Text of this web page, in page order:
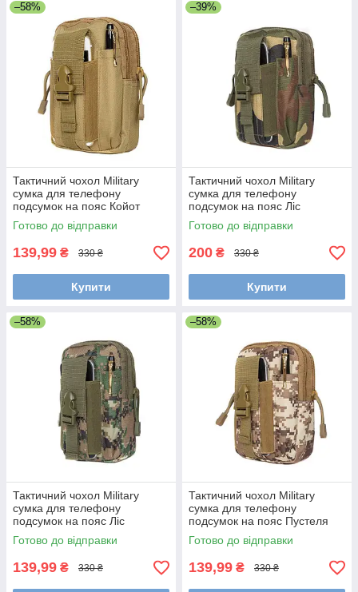
–58%
Тактичний чохол Military
сумка для телефону
подсумок на пояс Койот
Готово до відправки
139,99 ₴ 330 ₴
Купити
–39%
Тактичний чохол Military
сумка для телефону
подсумок на пояс Ліс
Готово до відправки
200 ₴ 330 ₴
Купити
–58%
Тактичний чохол Military
сумка для телефону
подсумок на пояс Ліс
цифровий
Готово до відправки
139,99 ₴ 330 ₴
–58%
Тактичний чохол Military
сумка для телефону
подсумок на пояс Пустеля
цифровий
Готово до відправки
139,99 ₴ 330 ₴